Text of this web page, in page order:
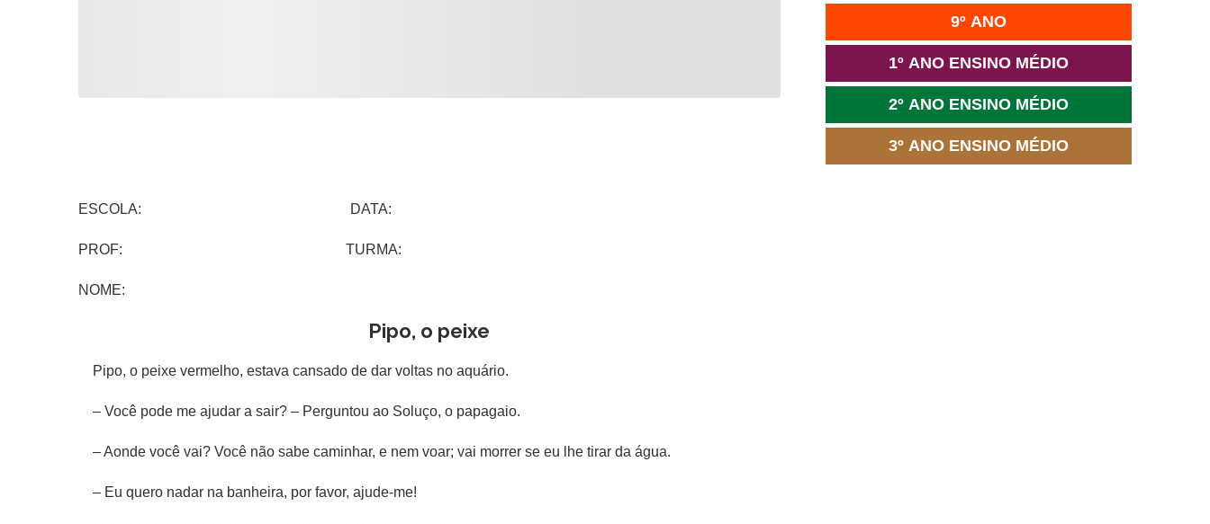
ESCOLA: DATA:
PROF: TURMA:
NOME:
Pipo, o peixe
Pipo, o peixe vermelho, estava cansado de dar voltas no aquário.
– Você pode me ajudar a sair? – Perguntou ao Soluço, o papagaio.
– Aonde você vai? Você não sabe caminhar, e nem voar; vai morrer se eu lhe tirar da água.
– Eu quero nadar na banheira, por favor, ajude-me!
9º ANO
1º ANO ENSINO MÉDIO
2º ANO ENSINO MÉDIO
3º ANO ENSINO MÉDIO